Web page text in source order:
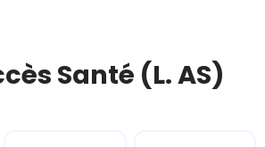
Santé (L. AS)